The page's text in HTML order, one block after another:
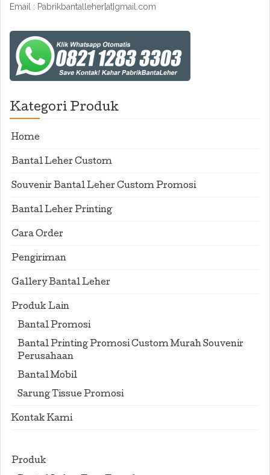
Email : Pabrikbantalleher[at]gmail.com
Kategori Produk
Home
Bantal Leher Custom
Souvenir Bantal Leher Custom Promosi
Bantal Leher Printing
Cara Order
Pengiriman
Gallery Bantal Leher
Produk Lain
Bantal Promosi
Bantal Printing Promosi Custom Murah Souvenir
Perusahaan
Bantal Mobil
Sarung Tissue Promosi
Kontak Kami
Produk